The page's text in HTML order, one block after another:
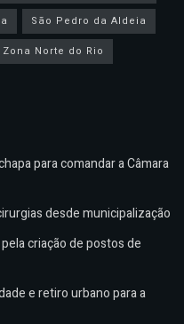
São Pedro da Aldeia
Zona Norte do Rio
para comandar a Câmara
desde municipalização
criação de postos de
e retiro urbano para a